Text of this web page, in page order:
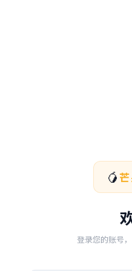
🥭
登录您的账号